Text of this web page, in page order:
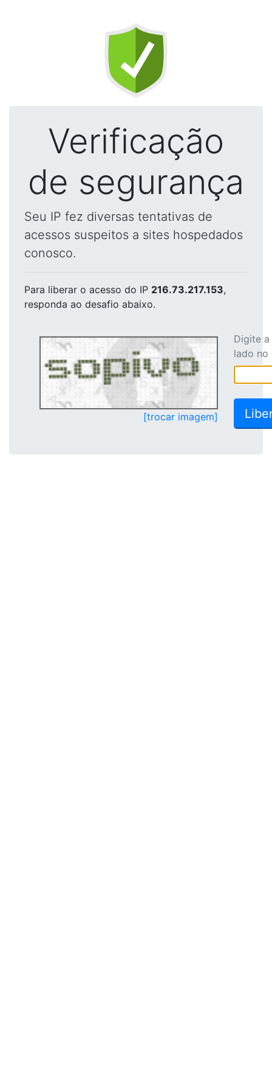
Verificação
de segurança
Seu IP fez diversas tentativas de
acessos suspeitos a sites hospedados
conosco.
Para liberar o acesso do IP 216.73.217.153,
responda ao desafio abaixo.
[trocar imagem]
Digite
lado no